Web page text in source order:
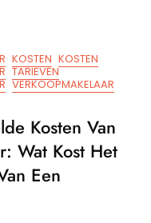
KOSTEN KOSTEN
TARIEVEN
VERKOOPMAKELAAR
Kosten Van
Wat Kost Het
Een